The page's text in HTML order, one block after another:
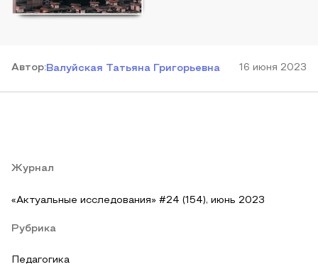
Автор:Валуйская Татьяна Григорьевна 16 июня 2023
Журнал
«Актуальные исследования» #24 (154), июнь 2023
Рубрика
Педагогика